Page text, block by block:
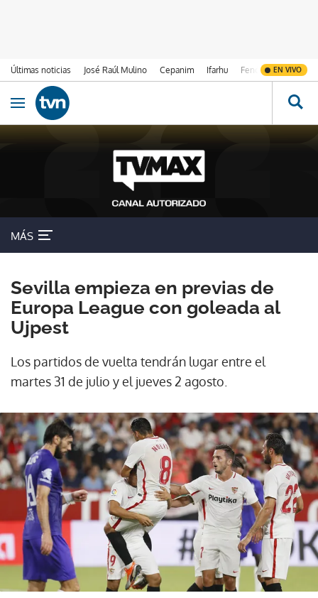
Últimas noticias José Raúl Mulino Cepanim Ifarhu Fenómeno de El
EN VIVO
Ir al contenido
Obrir navegació
MÁS
Sevilla empieza en previas de
Europa League con goleada al
Ujpest
Los partidos de vuelta tendrán lugar entre el
martes 31 de julio y el jueves 2 agosto.